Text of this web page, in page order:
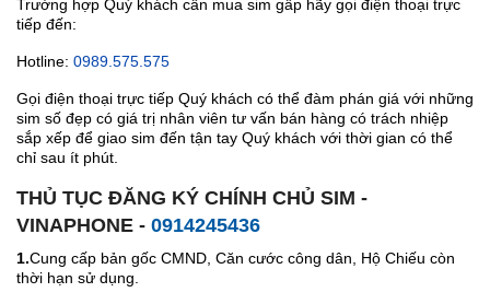
Trường hợp Quý khách cần mua sim gấp hãy gọi điện thoại trực
tiếp đến:
Hotline: 0989.575.575
Gọi điện thoại trực tiếp Quý khách có thể đàm phán giá với những
sim số đẹp có giá trị nhân viên tư vấn bán hàng có trách nhiệp
sắp xếp để giao sim đến tận tay Quý khách với thời gian có thể
chỉ sau ít phút.
THỦ TỤC ĐĂNG KÝ CHÍNH CHỦ SIM -
VINAPHONE - 0914245436
1.Cung cấp bản gốc CMND, Căn cước công dân, Hộ Chiếu còn
thời hạn sử dụng.